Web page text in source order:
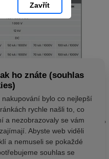
Zavřít
ho znáte (souhlas
bylo co nejlepší
rychle našli to, co
a nezobrazovaly se vám
Abyste web viděli
a nemuseli se pokaždé
souhlas se